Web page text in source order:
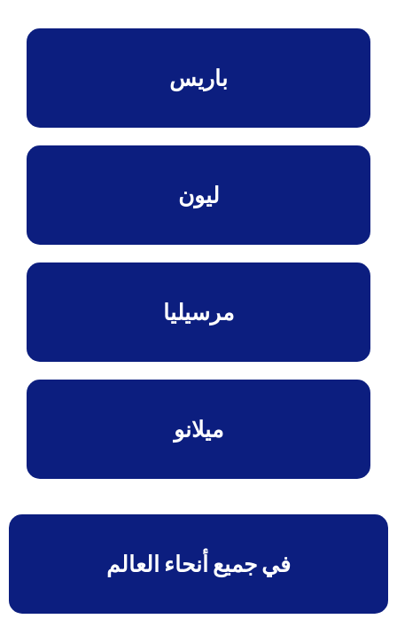
باريس
ليون
مرسيليا
ميلانو
في جميع أنحاء العالم